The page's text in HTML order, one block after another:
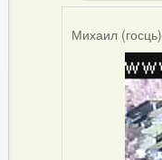
Михаил (госць)